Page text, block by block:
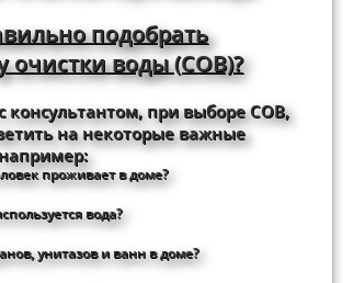
подобрать
очистки воды (СОВ)?
консультантом, при выборе СОВ,
на некоторые важные
проживает в доме?
вода?
унитазов и ванн в доме?